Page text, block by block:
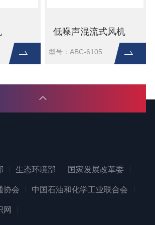
低噪声混流式风机
型号：ABC-6105
生态环境部 国家发展改革委
协会 中国石油和化学工业联合会
网